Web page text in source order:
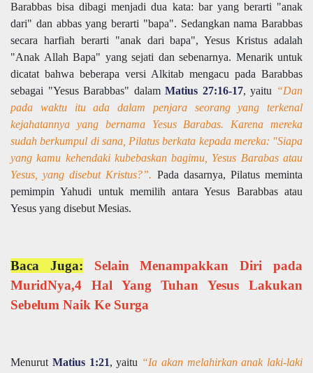
Barabbas bisa dibagi menjadi dua kata: bar yang berarti "anak
dari" dan abbas yang berarti "bapa". Sedangkan nama Barabbas
secara harfiah berarti "anak dari bapa", Yesus Kristus adalah
"Anak Allah Bapa" yang sejati dan sebenarnya. Menarik untuk
dicatat bahwa beberapa versi Alkitab mengacu pada Barabbas
sebagai "Yesus Barabbas" dalam Matius 27:16-17, yaitu “Dan
pada waktu itu ada dalam penjara seorang yang terkenal
kejahatannya yang bernama Yesus Barabas. Karena mereka
sudah berkumpul di sana, Pilatus berkata kepada mereka: "Siapa
yang kamu kehendaki kubebaskan bagimu, Yesus Barabas atau
Yesus, yang disebut Kristus?”. Pada dasarnya, Pilatus meminta
pemimpin Yahudi untuk memilih antara Yesus Barabbas atau
Yesus yang disebut Mesias.
Baca Juga:
Selain Menampakkan Diri pada
MuridNya,4 Hal Yang Tuhan Yesus Lakukan
Sebelum Naik Ke Surga
Menurut Matius 1:21, yaitu “Ia akan melahirkan anak laki-laki